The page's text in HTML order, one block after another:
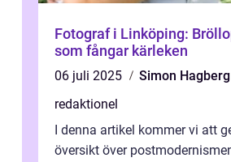
Fotograf i Linköping:
som fångar kärleken
06 juli 2025
Simon Hagberg
redaktionel
I denna artikel kommer vi att
översikt över